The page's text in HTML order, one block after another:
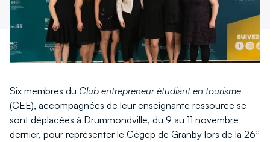
fenêtre fenêtre
Six membres du Club entrepreneur étudiant en tourisme
(CEE), accompagnées de leur enseignante ressource se
sont déplacées à Drummondville, du 9 au 11 novembre
dernier, pour représenter le Cégep de Granby lors de la 26e